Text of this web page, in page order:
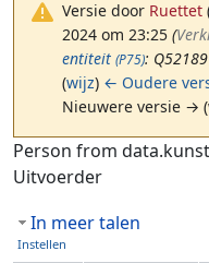
Versie door Ruettet
2024 om 23:25 (‎
entiteit (P75):
(wijz) ← Oudere
Nieuwere versie →
Ga naar:navigatie,
Person from
Uitvoerder
In meer talen
Instellen